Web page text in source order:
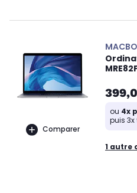
Comparer
ou 4x
puis 3x
1 autre